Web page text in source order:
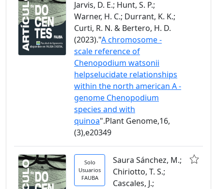
Jarvis, D. E.; Hunt, S. P.;
Warner, H. C.; Durrant, K. K.;
Curti, R. N. & Bertero, H. D.
(2023)."A chromosome -
scale reference of
Chenopodium watsonii
helpselucidate relationships
within the north american A -
genome Chenopodium
species and with
quinoa".Plant Genome,16,
(3),e20349
Solo
Usuarios
FAUBA
Saura Sánchez, M.;
Chiriotto, T. S.;
Cascales, J.;